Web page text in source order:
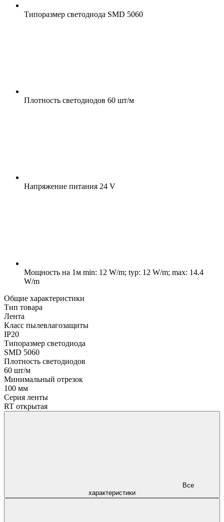
Типоразмер светодиода SMD 5060
Плотность светодиодов 60 шт/м
Напряжение питания 24 V
Мощность на 1м min: 12 W/m; typ: 12 W/m; max: 14.4
W/m
Общие характеристики
Тип товара
Лента
Класс пылевлагозащиты
IP20
Типоразмер светодиода
SMD 5060
Плотность светодиодов
60 шт/м
Минимальный отрезок
100 мм
Серия ленты
RT открытая
характеристики